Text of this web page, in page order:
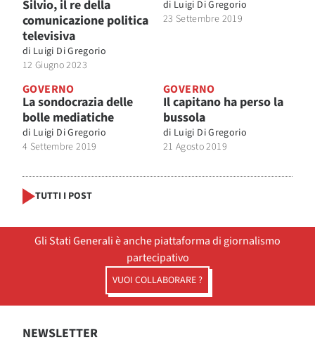
Silvio, il re della
comunicazione politica
televisiva
di Luigi Di Gregorio
12 Giugno 2023
di Luigi Di Gregorio
23 Settembre 2019
GOVERNO
La sondocrazia delle
bolle mediatiche
di Luigi Di Gregorio
4 Settembre 2019
GOVERNO
Il capitano ha perso la
bussola
di Luigi Di Gregorio
21 Agosto 2019
TUTTI I POST
Gli Stati Generali è anche piattaforma di giornalismo
partecipativo
VUOI COLLABORARE ?
NEWSLETTER